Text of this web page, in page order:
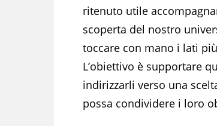
ritenuto utile
scoperta del nostro
toccare con mano i lati
L’obiettivo è supportare
indirizzarli verso una
possa condividere i loro